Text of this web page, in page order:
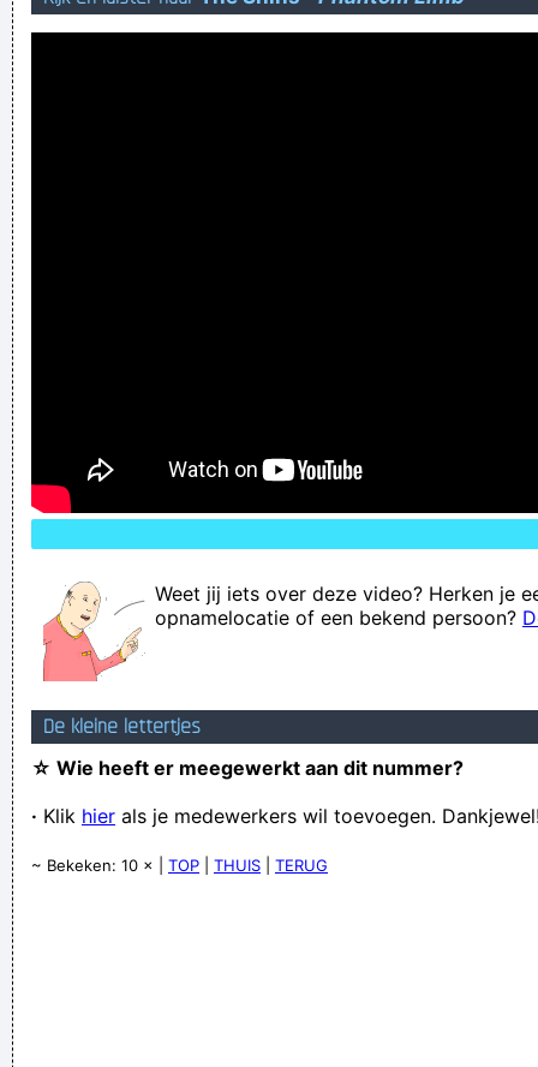
Verknoei je tijd op een nuttige manier!
Weet jij iets over deze video? Herken je
opnamelocatie of een bekend persoon?
De kleine lettertjes
☆ Wie heeft er meegewerkt aan dit nummer?
· Klik hier als je medewerkers wil toevoegen.
~ Bekeken: 10 × | TOP THUIS TERUG